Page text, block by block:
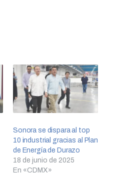
Sonora se dispara al top
10 industrial gracias al Plan
de Energía de Durazo
18 de junio de 2025
En «CDMX»